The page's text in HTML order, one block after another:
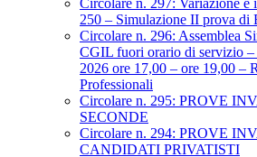
Circolare n. 297: Variazione e
250 – Simulazione II prova di
Circolare n. 296: Assemblea
CGIL fuori orario di servizio –
2026 ore 17,00 – ore 19,00 –
Professionali
Circolare n. 295: PROVE
SECONDE
Circolare n. 294: PROVE
CANDIDATI PRIVATISTI